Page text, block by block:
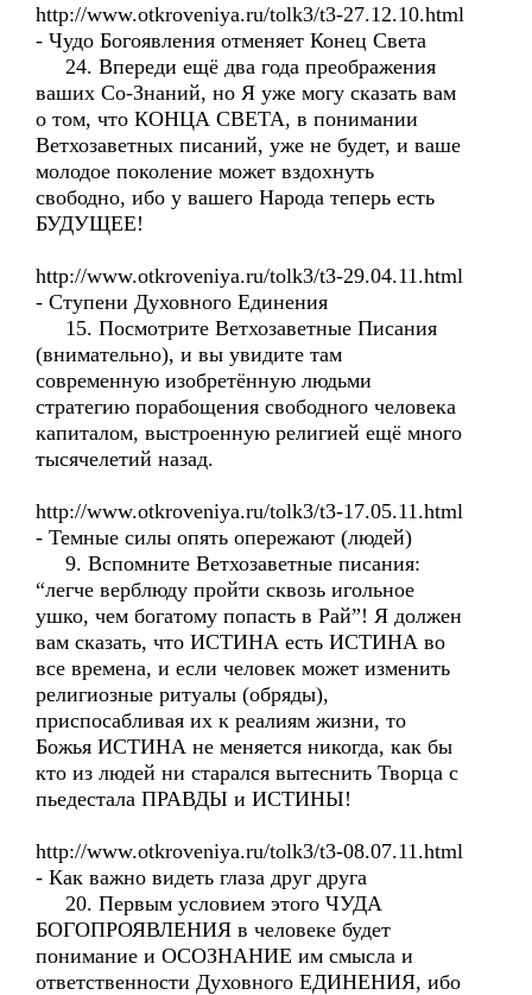
http://www.otkroveniya.ru/tolk3/t3-27.12.10.html
- Чудо Богоявления отменяет Конец Света
24. Впереди ещё два года преображения
ваших Со-Знаний, но Я уже могу сказать вам
о том, что КОНЦА СВЕТА, в понимании
Ветхозаветных писаний, уже не будет, и ваше
молодое поколение может вздохнуть
свободно, ибо у вашего Народа теперь есть
БУДУЩЕЕ!
http://www.otkroveniya.ru/tolk3/t3-29.04.11.html
- Ступени Духовного Единения
15. Посмотрите Ветхозаветные Писания
(внимательно), и вы увидите там
современную изобретённую людьми
стратегию порабощения свободного человека
капиталом, выстроенную религией ещё много
тысячелетий назад.
http://www.otkroveniya.ru/tolk3/t3-17.05.11.html
- Темные силы опять опережают (людей)
9. Вспомните Ветхозаветные писания:
“легче верблюду пройти сквозь игольное
ушко, чем богатому попасть в Рай”! Я должен
вам сказать, что ИСТИНА есть ИСТИНА во
все времена, и если человек может изменить
религиозные ритуалы (обряды),
приспосабливая их к реалиям жизни, то
Божья ИСТИНА не меняется никогда, как бы
кто из людей ни старался вытеснить Творца с
пьедестала ПРАВДЫ и ИСТИНЫ!
http://www.otkroveniya.ru/tolk3/t3-08.07.11.html
- Как важно видеть глаза друг друга
20. Первым условием этого ЧУДА
БОГОПРОЯВЛЕНИЯ в человеке будет
понимание и ОСОЗНАНИЕ им смысла и
ответственности Духовного ЕДИНЕНИЯ, ибо